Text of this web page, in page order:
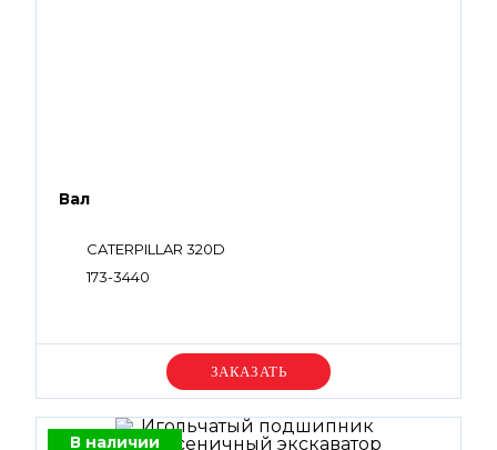
Вал
CATERPILLAR 320D
173-3440
Уточняйте цену
В наличии